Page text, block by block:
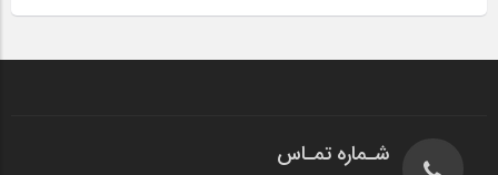
شـماره تمـاس